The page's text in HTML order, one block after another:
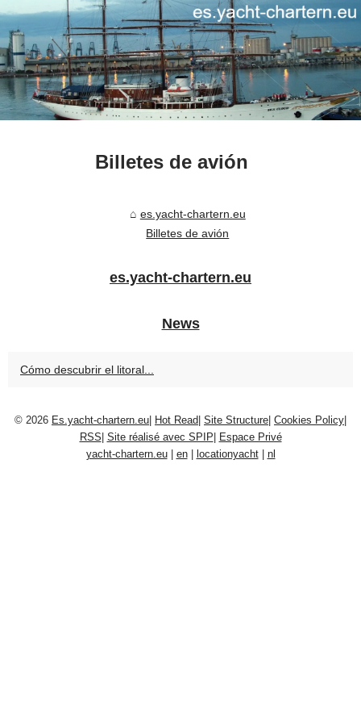
Billetes de avión
es.yacht-chartern.eu
Billetes de avión
es.yacht-chartern.eu
News
Cómo descubrir el litoral...
© 2026 Es.yacht-chartern.eu| Hot Read| Site Structure| Cookies Policy|
RSS| Site réalisé avec SPIP| Espace Privé
yacht-chartern.eu| en| locationyacht| nl